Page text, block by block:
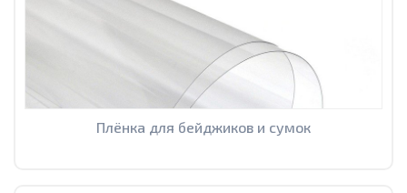
Плёнка для бейджиков и сумок